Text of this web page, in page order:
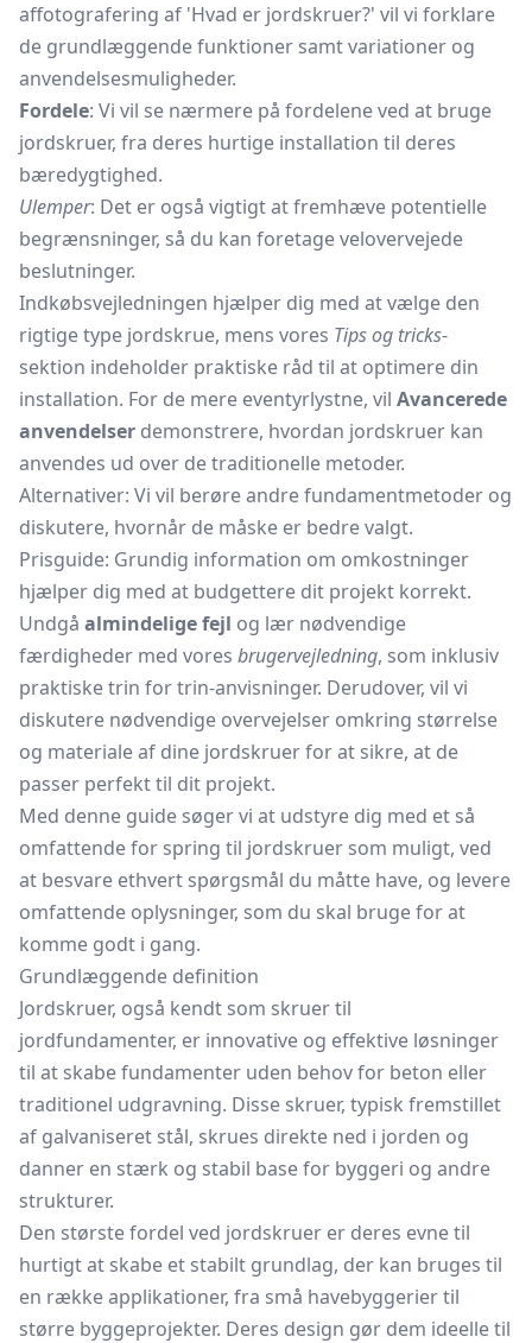
affotografering af 'Hvad er jordskruer?' vil vi forklare
de grundlæggende funktioner samt variationer og
anvendelsesmuligheder.
Fordele: Vi vil se nærmere på fordelene ved at bruge
jordskruer, fra deres hurtige installation til deres
bæredygtighed.
Ulemper: Det er også vigtigt at fremhæve potentielle
begrænsninger, så du kan foretage velovervejede
beslutninger.
Indkøbsvejledningen hjælper dig med at vælge den
rigtige type jordskrue, mens vores Tips og tricks-
sektion indeholder praktiske råd til at optimere din
installation. For de mere eventyrlystne, vil Avancerede
anvendelser demonstrere, hvordan jordskruer kan
anvendes ud over de traditionelle metoder.
Alternativer: Vi vil berøre andre fundamentmetoder og
diskutere, hvornår de måske er bedre valgt.
Prisguide: Grundig information om omkostninger
hjælper dig med at budgettere dit projekt korrekt.
Undgå almindelige fejl og lær nødvendige
færdigheder med vores brugervejledning, som inklusiv
praktiske trin for trin-anvisninger. Derudover, vil vi
diskutere nødvendige overvejelser omkring størrelse
og materiale af dine jordskruer for at sikre, at de
passer perfekt til dit projekt.
Med denne guide søger vi at udstyre dig med et så
omfattende for spring til jordskruer som muligt, ved
at besvare ethvert spørgsmål du måtte have, og levere
omfattende oplysninger, som du skal bruge for at
komme godt i gang.
Grundlæggende definition
Jordskruer, også kendt som skruer til
jordfundamenter, er innovative og effektive løsninger
til at skabe fundamenter uden behov for beton eller
traditionel udgravning. Disse skruer, typisk fremstillet
af galvaniseret stål, skrues direkte ned i jorden og
danner en stærk og stabil base for byggeri og andre
strukturer.
Den største fordel ved jordskruer er deres evne til
hurtigt at skabe et stabilt grundlag, der kan bruges til
en række applikationer, fra små havebyggerier til
større byggeprojekter. Deres design gør dem ideelle til